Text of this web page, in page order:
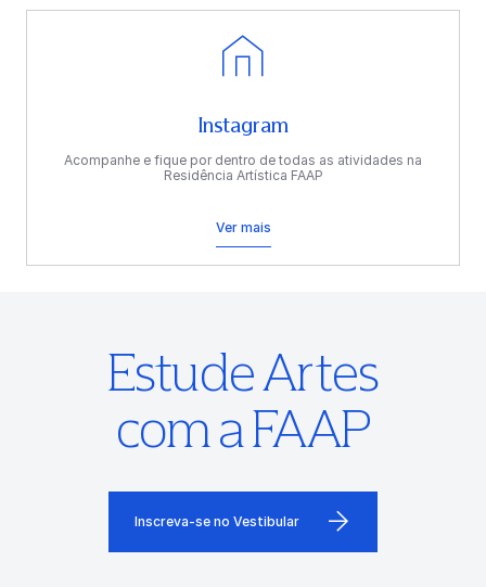
Instagram
Acompanhe e fique por dentro de todas as atividades na
Residência Artística FAAP
Ver mais
Estude Artes
com a FAAP
Inscreva-se no Vestibular